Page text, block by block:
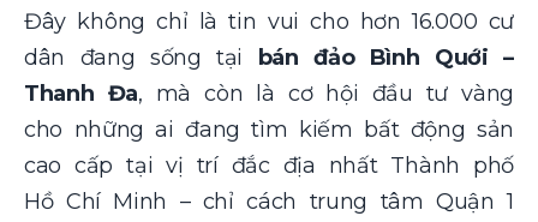
Đây không chỉ là tin vui cho hơn 16.000 cư
dân đang sống tại
bán đảo Bình Quới –
Thanh Đa, mà còn là cơ hội đầu tư vàng
cho những ai đang tìm kiếm bất động sản
cao cấp tại vị trí đắc địa nhất Thành phố
Hồ Chí Minh – chỉ cách trung tâm Quận 1